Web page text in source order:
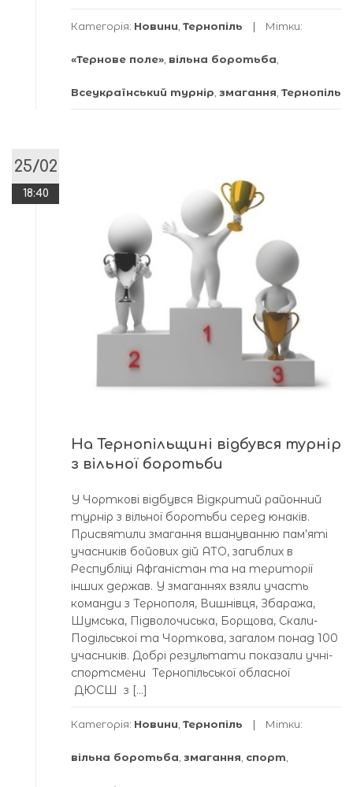
Категорія: Новини Тернопіль Мітки:
«Тернове поле» вільна боротьба
Всеукраїнський турнір змагання Тернопіль
25/02
18:40
На Тернопільщині відбувся турнір
з вільної боротьби
У Чорткові відбувся Відкритий районний
турнір з вільної боротьби серед юнаків.
Присвятили змагання вшануванню пам’яті
учасників бойових дій АТО, загиблих в
Республіці Афганістан та на території
інших держав. У змаганнях взяли участь
команди з Тернополя, Вишнівця, Збаража,
Шумська, Підволочиська, Борщова, Скали-
Подільської та Чорткова, загалом понад 100
учасників. Добрі результати показали учні-
спортсмени Тернопільської обласної
ДЮСШ з […]
Категорія: Новини Тернопіль Мітки:
вільна боротьба змагання спорт